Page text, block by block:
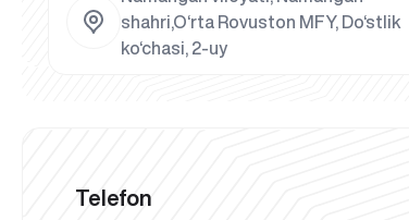
shahri,O‘rta Rovuston MFY, Do‘stlik
ko‘chasi, 2-uy
Telefon